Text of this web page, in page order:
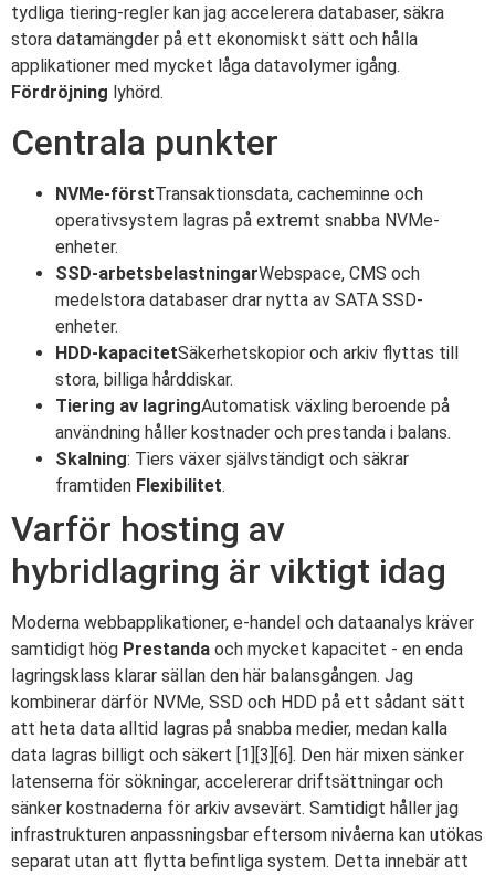
tydliga tiering-regler kan jag accelerera databaser, säkra
stora datamängder på ett ekonomiskt sätt och hålla
applikationer med mycket låga datavolymer igång.
Fördröjning lyhörd.
Centrala punkter
NVMe-förstTransaktionsdata, cacheminne och
operativsystem lagras på extremt snabba NVMe-
enheter.
SSD-arbetsbelastningarWebspace, CMS och
medelstora databaser drar nytta av SATA SSD-
enheter.
HDD-kapacitetSäkerhetskopior och arkiv flyttas till
stora, billiga hårddiskar.
Tiering av lagringAutomatisk växling beroende på
användning håller kostnader och prestanda i balans.
Skalning: Tiers växer självständigt och säkrar
framtiden Flexibilitet.
Varför hosting av
hybridlagring är viktigt idag
Moderna webbapplikationer, e-handel och dataanalys kräver
samtidigt hög Prestanda och mycket kapacitet - en enda
lagringsklass klarar sällan den här balansgången. Jag
kombinerar därför NVMe, SSD och HDD på ett sådant sätt
att heta data alltid lagras på snabba medier, medan kalla
data lagras billigt och säkert [1][3][6]. Den här mixen sänker
latenserna för sökningar, accelererar driftsättningar och
sänker kostnaderna för arkiv avsevärt. Samtidigt håller jag
infrastrukturen anpassningsbar eftersom nivåerna kan utökas
separat utan att flytta befintliga system. Detta innebär att